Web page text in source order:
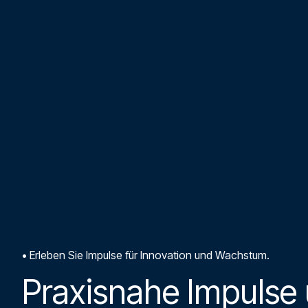
• Erleben Sie Impulse für Innovation und Wachstum.
Praxisnahe Impulse